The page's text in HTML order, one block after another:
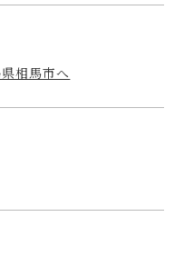
相馬市へ